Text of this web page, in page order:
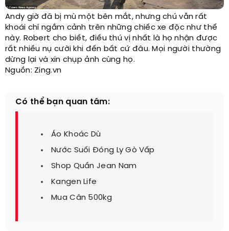
Andy giờ đã bị mù một bên mắt, nhưng chú vẫn rất
khoái chí ngắm cảnh trên những chiếc xe độc như thế
này. Robert cho biết, điều thú vị nhất là họ nhận được
rất nhiều nụ cười khi đến bất cứ đâu. Mọi người thường
dừng lại và xin chụp ảnh cùng họ.​
Nguồn: Zing.vn
Có thể bạn quan tâm:
Áo Khoác Dù
Nước Suối Đóng Ly Gò Vấp
Shop Quần Jean Nam
Kangen Life
Mua Cân 500kg